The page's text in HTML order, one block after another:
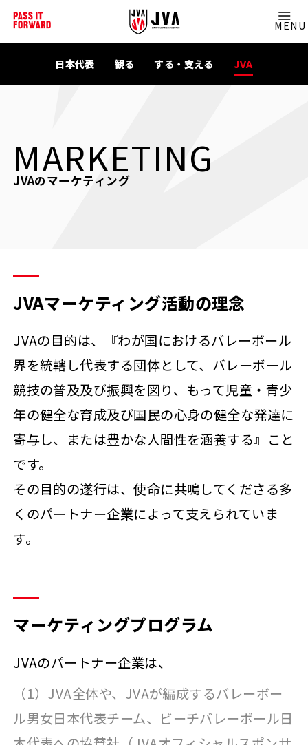
MENU
日本代表 観る する・支える JVA
MARKETING
JVAのマーケティング
JVAマーケティング活動の理念
JVAの目的は、『わが国におけるバレーボール
界を統轄し代表する団体として、バレーボール
競技の普及及び振興を図り、もって児童・青少
年の健全な育成及び国民の心身の健全な発達に
寄与し、または豊かな人間性を涵養する』こと
です。
その目的の遂行は、使命に共鳴してくださる多
くのパートナー企業によって支えられていま
す。
マーケティングプログラム
JVAのパートナー企業は、
（1）JVA全体や、JVAが編成するバレーボー
ル男女日本代表チーム、ビーチバレーボール日